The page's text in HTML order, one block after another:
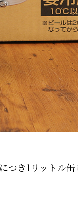
つき1リットル缶